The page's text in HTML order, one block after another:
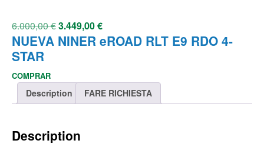
6.000,00€3.449,00€
NUEVA NINER eROAD RLT E9 RDO 4-
STAR
COMPRAR
Description FARE RICHIESTA
Description